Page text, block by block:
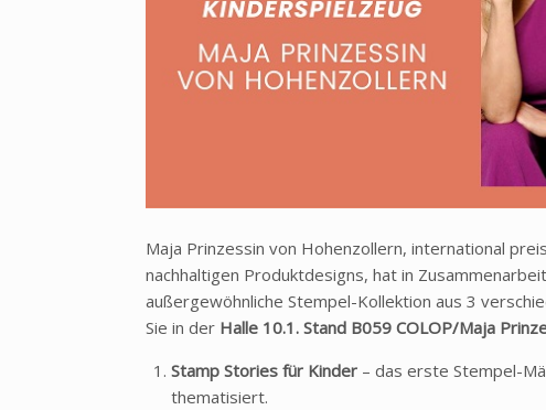
Maja Prinzessin von Hohenzollern, international
nachhaltigen Produktdesigns, hat in
außergewöhnliche Stempel-Kollektion aus 3
Sie in der Halle 10.1. Stand B059 COLOP/Maja
Stamp Stories für Kinder– das erste Stempel-
thematisiert.